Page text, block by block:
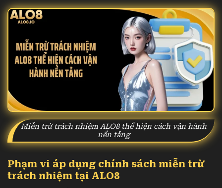
Miễn trừ trách nhiệm ALO8 thể hiện cách vận hành
nền tảng
Phạm vi áp dụng chính sách miễn trừ
trách nhiệm tại ALO8